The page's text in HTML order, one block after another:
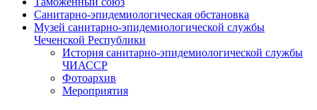
Санитарно-эпидемиологическая обстановка
Музей санитарно-эпидемиологической службы
Чеченской Республики
История санитарно-эпидемиологической службы
ЧИАССР
Фотоархив
Мероприятия